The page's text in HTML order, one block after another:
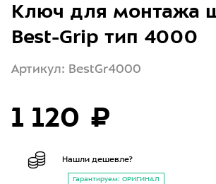
Ключ для монтажа
Best-Grip тип 4000
Артикул: BestGr4000
1 120 ₽
Нашли дешевле?
Гарантируем: ОРИГИНАЛ